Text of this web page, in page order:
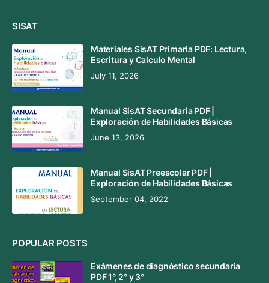
SISAT
Materiales SisAT Primaria PDF: Lectura,
Escritura y Calculo Mental
July 11, 2026
Manual SisAT Secundaria PDF |
Exploración de Habilidades Básicas
June 13, 2026
Manual SisAT Preescolar PDF |
Exploración de Habilidades Básicas
September 04, 2022
POPULAR POSTS
Exámenes de diagnóstico secundaria
PDF 1°, 2° y 3°